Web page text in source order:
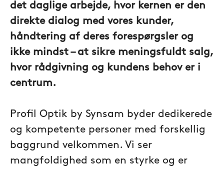
det daglige arbejde, hvor kernen er den
direkte dialog med vores kunder,
håndtering af deres forespørgsler og
ikke mindst – at sikre meningsfuldt salg,
hvor rådgivning og kundens behov er i
centrum.
Profil Optik by Synsam byder dedikerede
og kompetente personer med forskellig
baggrund velkommen. Vi ser
mangfoldighed som en styrke og er